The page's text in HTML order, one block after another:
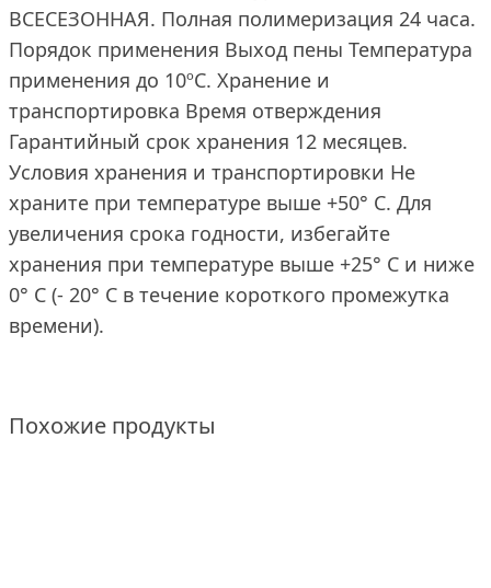
ВСЕСЕЗОННАЯ. Полная полимеризация 24 часа.
Порядок применения Выход пены Температура
применения до 10ºС. Хранение и
транспортировка Время отверждения
Гарантийный срок хранения 12 месяцев.
Условия хранения и транспортировки Не
храните при температуре выше +50° C. Для
увеличения срока годности, избегайте
хранения при температуре выше +25° C и ниже
0° C (- 20° C в течение короткого промежутка
времени).
Похожие продукты